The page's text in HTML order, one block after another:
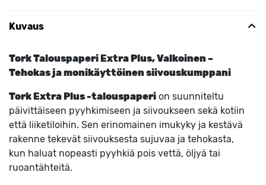
Kuvaus
Tork Talouspaperi Extra Plus, Valkoinen –
Tehokas ja monikäyttöinen siivouskumppani
Tork Extra Plus -talouspaperi on suunniteltu
päivittäiseen pyyhkimiseen ja siivoukseen sekä kotiin
että liiketiloihin. Sen erinomainen imukyky ja kestävä
rakenne tekevät siivouksesta sujuvaa ja tehokasta,
kun haluat nopeasti pyyhkiä pois vettä, öljyä tai
ruoantähteitä.